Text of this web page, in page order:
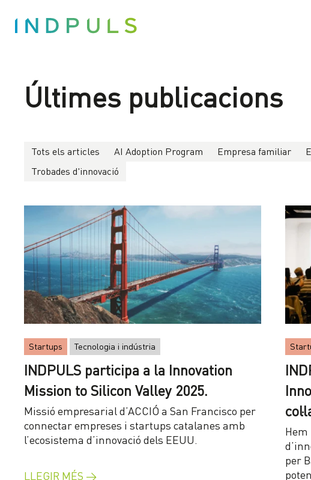
Últimes publicacions
Tots els articles AI Adoption Program Empresa familiar
Trobades d'innovació
Startups Tecnologia i indústria
INDPULS participa a la Innovation
Mission to Silicon Valley 2025.
Missió empresarial d’ACCIÓ a San Francisco per
connectar empreses i startups catalanes amb
l’ecosistema d’innovació dels EEUU.
LLEGIR MÉS →
per